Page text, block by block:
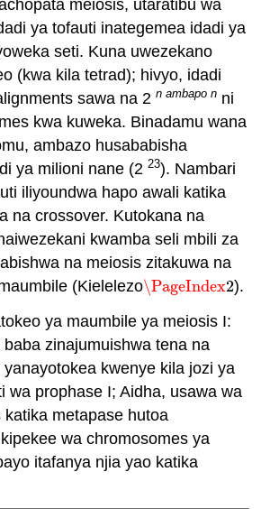
meiosis, utaratibu wa
ya tofauti inategemea idadi ya
seti. Kuna uwezekano
(kwa kila tetrad); hivyo, idadi
sawa na 2n ambapon ni
kwa kuweka. Binadamu wana
ambazo husababisha
ya milioni nane (223). Nambari
iliyoundwa hapo awali katika
na crossover. Kutokana na
kwamba seli mbili za
na meiosis zitakuwa na
(Kielelezo\PageIndex2
\PageIndex2).
ya maumbile ya meiosis I:
zinajumuishwa tena na
kwenye kila jozi ya
wa prophase I; Aidha, usawa wa
metapase hutoa
wa chromosomes ya
itafanya njia yao katika